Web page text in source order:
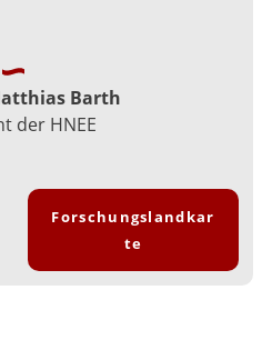
Barth
der HNEE
Forschungslandkar
te